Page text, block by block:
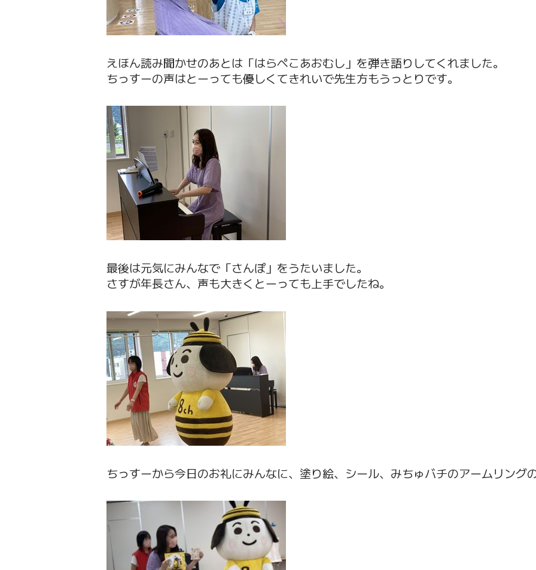
えほん読み聞かせのあとは「はらぺこあおむし」を弾き語りしてくれました。
ちっすーの声はとーっても優しくてきれいで先生方もうっとりです。
最後は元気にみんなで「さんぽ」をうたいました。
さすが年長さん、声も大きくとーっても上手でしたね。
ちっすーから今日のお礼にみんなに、塗り絵、シール、みちゅバチのアームリング